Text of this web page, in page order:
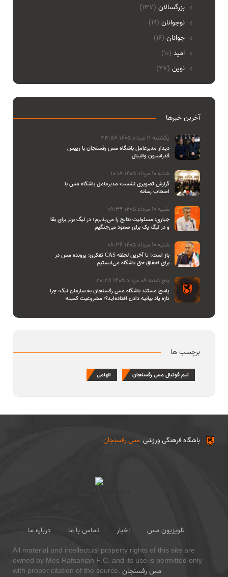
بزرگسالان (137)
نوجوانان (19)
جوانان (16)
امید (10)
نوین (27)
آخرین خبرها
یکشنبه 11 مرداد 1405 23:58
دیدار مدیرعامل باشگاه مس رفسنجان با رییس
فدراسیون والیبال
شنبه 10 مرداد 1405 10:18
گزارش تصویری نشست مدیرعامل باشگاه مس با
اصحاب رسانه
شنبه 10 مرداد 1405 08:39
جباری: مسئولیت نتایج را می‌پذیرم؛ در لیگ برتر برای بقا
و در لیگ یک برای صعود می‌جنگیم
شنبه 10 مرداد 1405 08:36
تفکری: پرونده مس در CAS باز است؛ تا آخرین لحظه
برای احقاق حق باشگاه می‌ایستیم
پنج شنبه 08 مرداد 1405 20:28
پاسخ مستند باشگاه مس رفسنجان به سازمان لیگ: چرا
تازه یاد بیانیه دادن افتاده‌اید؟/ مشروعیت کمیته
برچسب ها
تیم فوتبال مس رفسنجان الهامی
مس رفسنجان باشگاه فرهنگی ورزشی
درباره ما تماس با ما اخبار
تلویزیون مس
All material and intellectual property rights of this site are
owned by Mes Rafsanjan F.C. and its use is permitted only
with proper citation of the source. مس رفسنجان